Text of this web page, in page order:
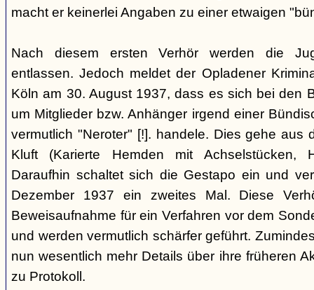
macht er keinerlei Angaben zu einer etwaigen
Nach diesem ersten Verhör werden die
entlassen. Jedoch meldet der Opladener
Köln am 30. August 1937, dass es sich bei den
um Mitglieder bzw. Anhänger irgend einer
vermutlich "Neroter" [!]. handele. Dies gehe aus
Kluft (Karierte Hemden mit Achselstücken,
Daraufhin schaltet sich die Gestapo ein und
Dezember 1937 ein zweites Mal. Diese
Beweisaufnahme für ein Verfahren vor dem
und werden vermutlich schärfer geführt.
nun wesentlich mehr Details über ihre früheren
zu Protokoll.